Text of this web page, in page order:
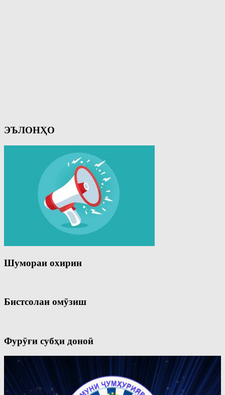
ЭЪЛОНҲО
Шумораи охирин
Бистсолаи омӯзиш
Фурӯғи субҳи доноӣ